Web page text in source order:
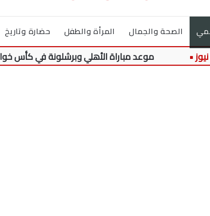
الصحة والجمال المرأة والطفل حضارة وتاريخ
موعد مباراة الأهلي وبرشلونة في كأس خوان جامبر 2026.. والقنوات الناقلة